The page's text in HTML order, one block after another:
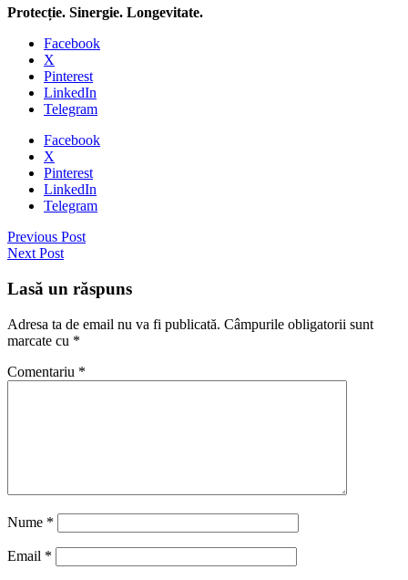
Protecție. Sinergie. Longevitate.
Facebook
X
Pinterest
LinkedIn
Telegram
Facebook
X
Pinterest
LinkedIn
Telegram
Previous Post
Next Post
Lasă un răspuns
Adresa ta de email nu va fi publicată. Câmpurile obligatorii sunt
marcate cu *
Comentariu *
Nume *
Email *